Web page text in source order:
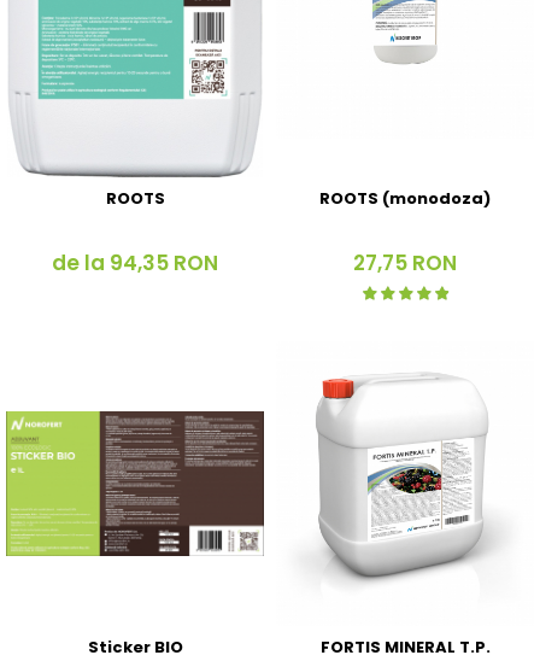
ROOTS
de la 94,35 RON
ROOTS (monodoza)
27,75 RON
Sticker BIO FORTIS MINERAL T.P.